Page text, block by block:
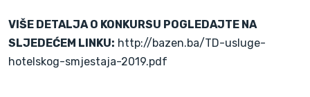
VIŠE DETALJA O KONKURSU POGLEDAJTE NA
SLJEDEĆEM LINKU: http://bazen.ba/TD-usluge-
hotelskog-smjestaja-2019.pdf